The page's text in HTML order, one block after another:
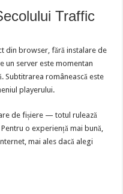
Traffic
din browser, fără instalare de
un server este momentan
Subtitrarea românească este
playerului.
de fișiere — totul rulează
o experiență mai bună,
mai ales dacă alegi